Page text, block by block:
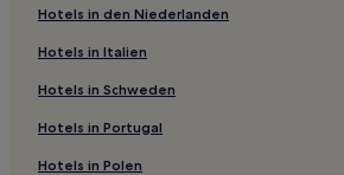
Hotels mit Parkplatz in Aime-la-Plagne
Hotels mit Pool in Aime-la-Plagne
Familien in Megève
Hotels mit Wellnessbereich in Megève
Hotels mit Pool in Talloires-Montmin
Hotels in den Niederlanden
Hotels in Italien
Hotels in Schweden
Hotels in Portugal
Hotels in Polen